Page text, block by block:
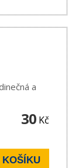
a
30 Kč
KOŠÍKU